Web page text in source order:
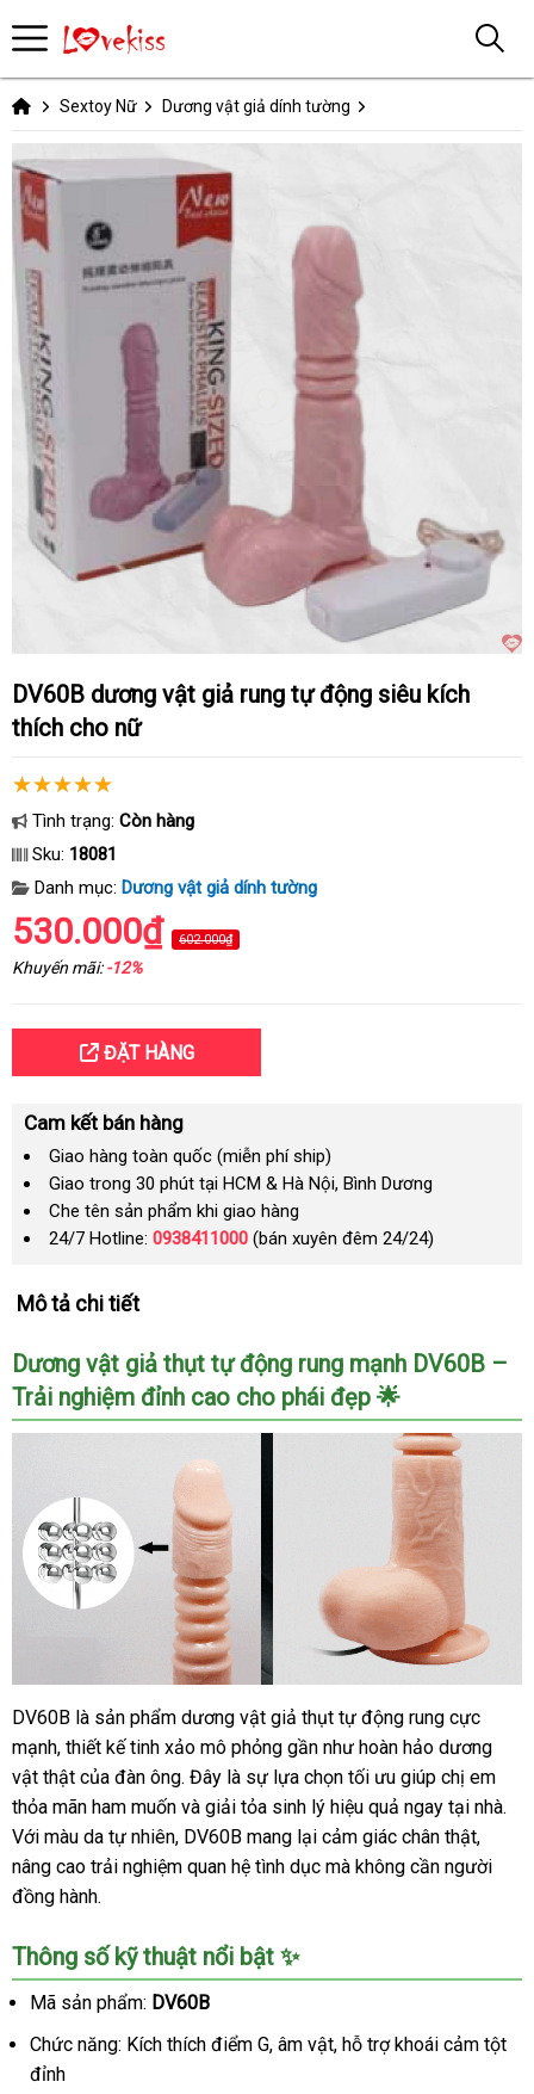
Sextoy Nữ Dương vật giả dính tường
DV60B dương vật giả rung tự động siêu kích
thích cho nữ
Tình trạng: Còn hàng
Sku: 18081
Danh mục: Dương vật giả dính tường
530.000₫ 602.000₫
Khuyến mãi:-12%
ĐẶT HÀNG
Cam kết bán hàng
Giao hàng toàn quốc (miễn phí ship)
Giao trong 30 phút tại HCM & Hà Nội, Bình Dương
Che tên sản phẩm khi giao hàng
24/7 Hotline: 0938411000 (bán xuyên đêm 24/24)
Mô tả chi tiết
Dương vật giả thụt tự động rung mạnh DV60B –
Trải nghiệm đỉnh cao cho phái đẹp 🌟
DV60B
dương
vật
giả
rung
tự
động
siêu
thích
cho
nữ
DV60B là sản phẩm dương vật giả thụt tự động rung cực
mạnh, thiết kế tinh xảo mô phỏng gần như hoàn hảo dương
vật thật của đàn ông. Đây là sự lựa chọn tối ưu giúp chị em
thỏa mãn ham muốn và giải tỏa sinh lý hiệu quả ngay tại nhà.
Với màu da tự nhiên, DV60B mang lại cảm giác chân thật,
nâng cao trải nghiệm quan hệ tình dục mà không cần người
đồng hành.
Thông số kỹ thuật nổi bật ✨
Mã sản phẩm: DV60B
Chức năng: Kích thích điểm G, âm vật, hỗ trợ khoái cảm tột
đỉnh